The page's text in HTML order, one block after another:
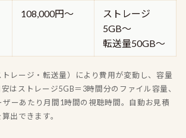
108,000円〜
ストレージ
5GB〜
転送量50GB〜
レージ・転送量）により費用が変動し、容量
はストレージ5GB＝3時間分のファイル容量、
ーあたり月間1時間の視聴時間。自動お見積
出できます。